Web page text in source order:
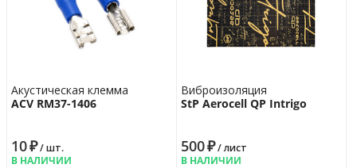
Акустическая клемма
ACV RM37-1406
10₽/ шт.
В НАЛИЧИИ
Виброизоляция
StP Aerocell QP Intrigo
500₽/ лист
В НАЛИЧИИ